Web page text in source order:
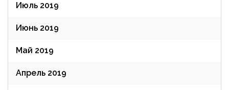
Июль 2019
Июнь 2019
Май 2019
Апрель 2019